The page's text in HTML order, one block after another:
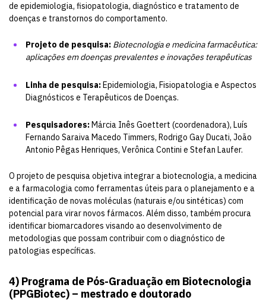
de epidemiologia, fisiopatologia, diagnóstico e tratamento de
doenças e transtornos do comportamento.
Projeto de pesquisa: Biotecnologia e medicina farmacêutica:
aplicações em doenças prevalentes e inovações terapêuticas
Linha de pesquisa:Epidemiologia, Fisiopatologia e Aspectos
Diagnósticos e Terapêuticos de Doenças.
Pesquisadores:Márcia Inês Goettert (coordenadora), Luís
Fernando Saraiva Macedo Timmers, Rodrigo Gay Ducati, João
Antonio Pêgas Henriques, Verônica Contini e Stefan Laufer.
O projeto de pesquisa objetiva integrar a biotecnologia, a medicina
e a farmacologia como ferramentas úteis para o planejamento e a
identificação de novas moléculas (naturais e/ou sintéticas) com
potencial para virar novos fármacos. Além disso, também procura
identificar biomarcadores visando ao desenvolvimento de
metodologias que possam contribuir com o diagnóstico de
patologias específicas.
4) Programa de Pós-Graduação em Biotecnologia
(PPGBiotec) – mestrado e doutorado